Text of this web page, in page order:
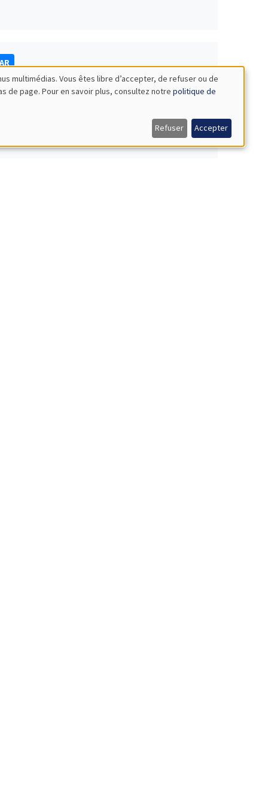
multimédias. Vous êtes libre d’accepter, de refuser ou de
de page. Pour en savoir plus, consultez notre politique de
Refuser Accepter